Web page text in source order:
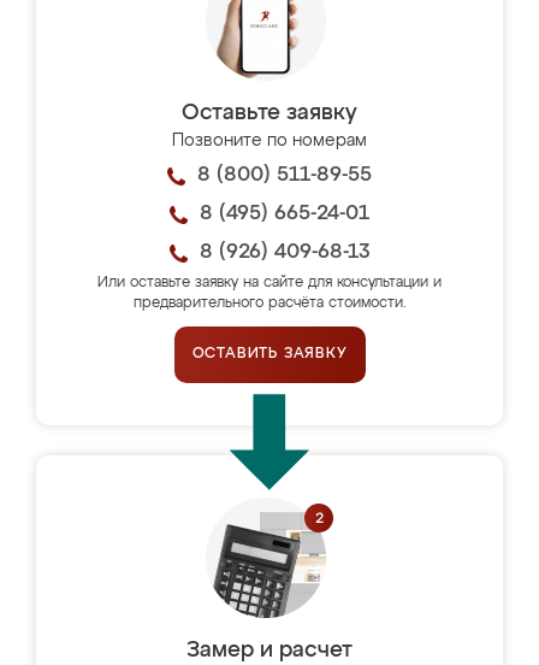
Оставьте заявку
Позвоните по номерам
8 (800) 511-89-55
8 (495) 665-24-01
8 (926) 409-68-13
Или оставьте заявку на сайте для консультации и
предварительного расчёта стоимости.
ОСТАВИТЬ ЗАЯВКУ
Замер и расчет